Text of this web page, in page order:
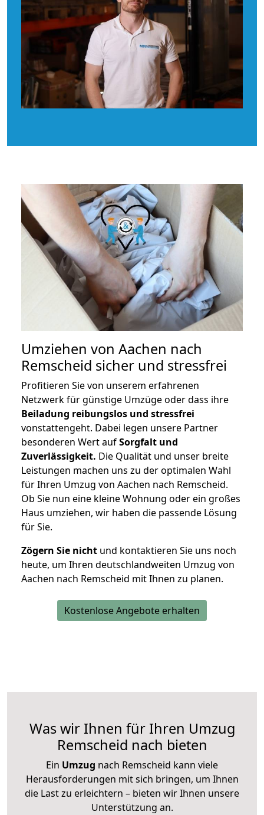
Umziehen von Aachen nach
Remscheid sicher und stressfrei
Profitieren Sie von unserem erfahrenen
Netzwerk für günstige Umzüge oder dass ihre
Beiladung reibungslos und stressfrei
vonstattengeht. Dabei legen unsere Partner
besonderen Wert aufSorgfalt und
Zuverlässigkeit. Die Qualität und unser breite
Leistungen machen uns zu der optimalen Wahl
für Ihren Umzug von Aachen nach Remscheid.
Ob Sie nun eine kleine Wohnung oder ein großes
Haus umziehen, wir haben die passende Lösung
für Sie.
Zögern Sie nicht und kontaktieren Sie uns noch
heute, um Ihren deutschlandweiten Umzug von
Aachen nach Remscheid mit Ihnen zu planen.
Kostenlose Angebote erhalten
Was wir Ihnen für Ihren Umzug
Remscheid nach bieten
Ein Umzug nach Remscheid kann viele
Herausforderungen mit sich bringen, um Ihnen
die Last zu erleichtern – bieten wir Ihnen unsere
Unterstützung an.